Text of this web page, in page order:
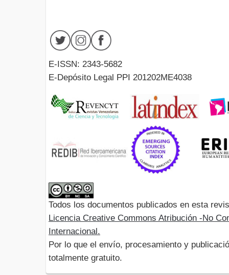
E-ISSN: 2343-5682
E-Depósito Legal PPI 201202ME4038
Todos los documentos publicados en esta
Licencia Creative Commons Atribución -No
Internacional.
Por lo que el envío, procesamiento y
totalmente gratuito.